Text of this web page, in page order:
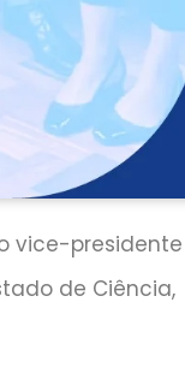
vice-presidente
de Ciência,